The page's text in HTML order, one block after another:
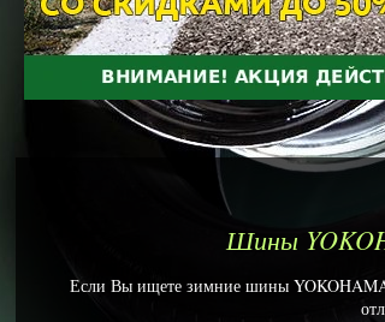
Шины
Если Вы ищете зимние шины YOKOHAMA